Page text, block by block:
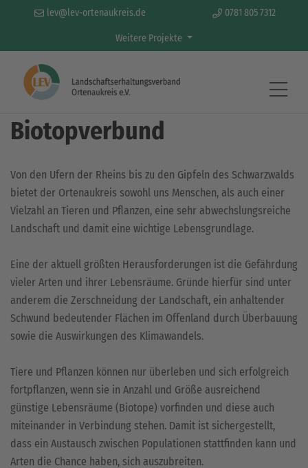
lev@lev-ortenaukreis.de 0781 805 7312
Weitere Projekte
Aktivitäten & Projekte
Biotopverbund
Von den Ufern der Rheins bis zu den Gipfeln des Schwarzwalds
bietet der Ortenaukreis sowohl uns Menschen, als auch einer
Vielzahl an Tieren und Pflanzen, eine sehr abwechslungsreiche
Landschaft und damit eine wichtige Lebensgrundlage.
Eine der aktuell größten Herausforderungen ist die Gefährdung
vieler Arten und ihrer Lebensräume. Gründe hierfür sind unter
anderem die Zerschneidung der Landschaft, ein anhaltender
Schwund bedeutender Flächen im Offenland durch Überbauung
sowie die Auswirkungen des Klimawandels.
Tiere und Pflanzen können nur überleben und sich erfolgreich
fortpflanzen, wenn sie in Anzahl und Größe ausreichend
günstige Lebensräume (Biotope) vorfinden und diese auch
miteinander in Verbindung stehen. Damit ist sichergestellt,
dass ein Austausch zwischen Populationen stattfinden kann und
Arten die Chance haben, sich auszubreiten.